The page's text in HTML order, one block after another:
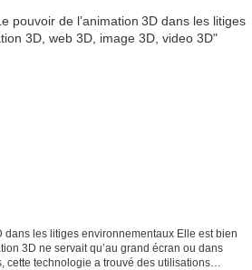
dans les litiges environnementaux Elle est bien
3D ne servait qu’au grand écran ou dans
cette technologie a trouvé des utilisations